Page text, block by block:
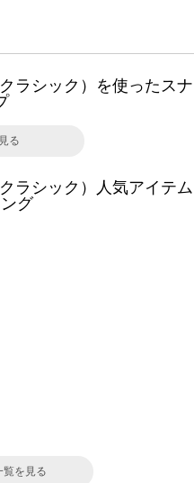
ラシック）を使ったスナ
る
ラシック）人気アイテム
グ
覧を見る